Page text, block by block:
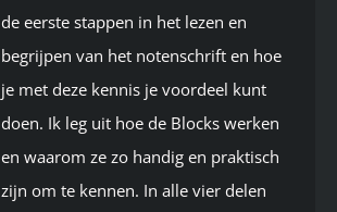
de eerste stappen in het lezen en
begrijpen van het notenschrift en hoe
je met deze kennis je voordeel kunt
doen. Ik leg uit hoe de Blocks werken
en waarom ze zo handig en praktisch
zijn om te kennen. In alle vier delen